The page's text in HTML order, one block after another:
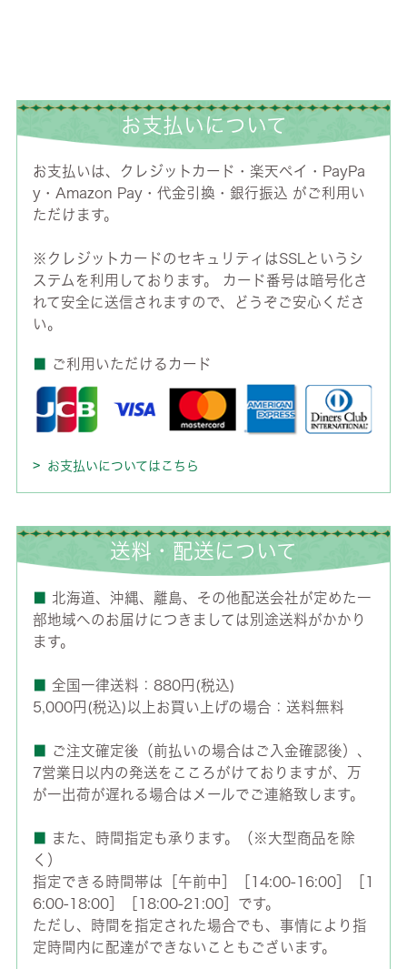
お支払いについて
お支払いは、クレジットカード・楽天ペイ・PayPa
y・Amazon Pay・代金引換・銀行振込 がご利用い
ただけます。
※クレジットカードのセキュリティはSSLというシ
ステムを利用しております。 カード番号は暗号化さ
れて安全に送信されますので、どうぞご安心くださ
い。
ご利用いただけるカード
お支払いについてはこちら
送料・配送について
北海道、沖縄、離島、その他配送会社が定めた一
部地域へのお届けにつきましては別途送料がかかり
ます。
全国一律送料：880円(税込)
5,000円(税込)以上お買い上げの場合：送料無料
ご注文確定後（前払いの場合はご入金確認後）、
7営業日以内の発送をこころがけておりますが、万
が一出荷が遅れる場合はメールでご連絡致します。
また、時間指定も承ります。（※大型商品を除
く）
指定できる時間帯は［午前中］［14:00-16:00］［1
6:00-18:00］［18:00-21:00］です。
ただし、時間を指定された場合でも、事情により指
定時間内に配達ができないこともございます。